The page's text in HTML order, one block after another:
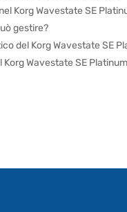
Korg Wavestate SE
gestire?
del Korg Wavestate SE
Wavestate SE